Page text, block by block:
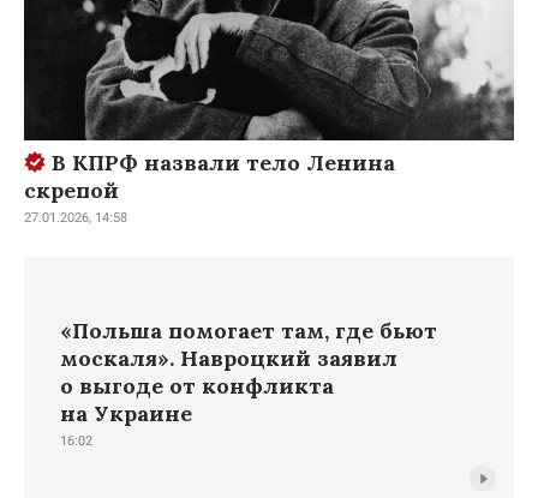
В КПРФ назвали тело Ленина
скрепой
27.01.2026, 14:58
«Польша помогает там, где бьют
москаля». Навроцкий заявил
о выгоде от конфликта
на Украине
16:02